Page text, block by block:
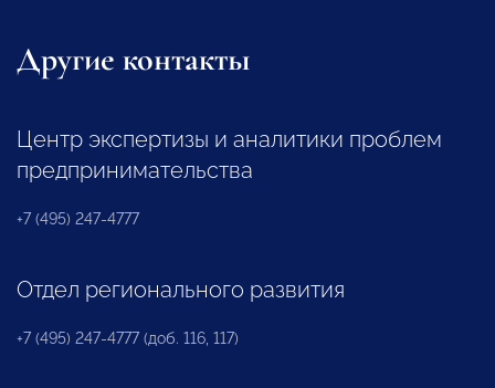
Другие контакты
Центр экспертизы и аналитики проблем
предпринимательства
+7 (495) 247-4777
Отдел регионального развития
+7 (495) 247-4777 (доб. 116, 117)